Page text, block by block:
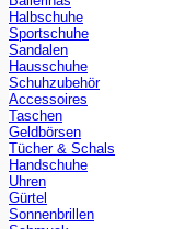
Halbschuhe
Sportschuhe
Sandalen
Hausschuhe
Schuhzubehör
Accessoires
Taschen
Geldbörsen
Tücher & Schals
Handschuhe
Uhren
Gürtel
Sonnenbrillen